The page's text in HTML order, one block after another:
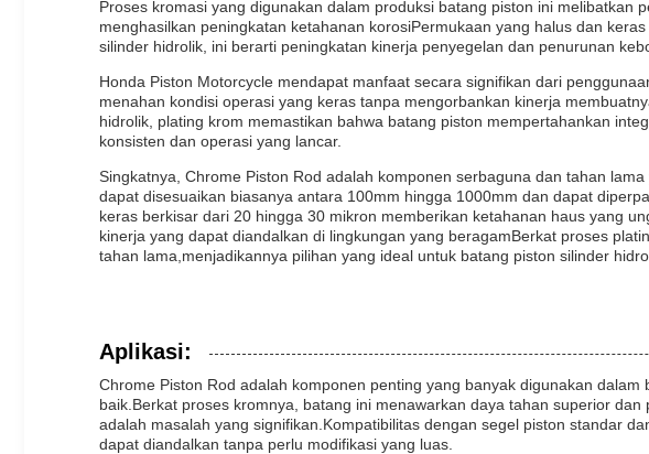
Proses kromasi yang digunakan dalam produksi batang piston ini
menghasilkan peningkatan ketahanan korosiPermukaan yang halus dan
silinder hidrolik, ini berarti peningkatan kinerja penyegelan dan penurunan
Honda Piston Motorcycle mendapat manfaat secara signifikan dari
menahan kondisi operasi yang keras tanpa mengorbankan kinerja
hidrolik, plating krom memastikan bahwa batang piston mempertahankan
konsisten dan operasi yang lancar.
Singkatnya, Chrome Piston Rod adalah komponen serbaguna dan tahan
dapat disesuaikan biasanya antara 100mm hingga 1000mm dan dapat
keras berkisar dari 20 hingga 30 mikron memberikan ketahanan haus yang
kinerja yang dapat diandalkan di lingkungan yang beragamBerkat proses
tahan lama,menjadikannya pilihan yang ideal untuk batang piston silinder
Aplikasi:
Chrome Piston Rod adalah komponen penting yang banyak digunakan
baik.Berkat proses kromnya, batang ini menawarkan daya tahan superior
adalah masalah yang signifikan.Kompatibilitas dengan segel piston standar
dapat diandalkan tanpa perlu modifikasi yang luas.